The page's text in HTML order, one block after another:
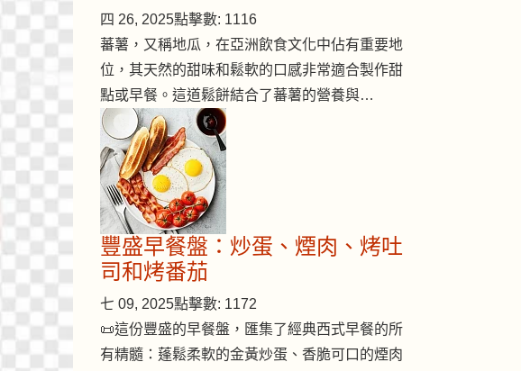
四 26, 2025點擊數: 1116
蕃薯，又稱地瓜，在亞洲飲食文化中佔有重要地
位，其天然的甜味和鬆軟的口感非常適合製作甜
點或早餐。這道鬆餅結合了蕃薯的營養與…
豐盛早餐盤：炒蛋、煙肉、烤吐
司和烤番茄
七 09, 2025點擊數: 1172
📜這份豐盛的早餐盤，匯集了經典西式早餐的所
有精髓：蓬鬆柔軟的金黃炒蛋、香脆可口的煙肉